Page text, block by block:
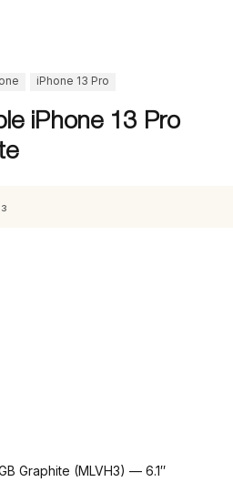
iPhone 13 Pro
iPhone 13 Pro
Graphite (MLVH3) — 6.1″